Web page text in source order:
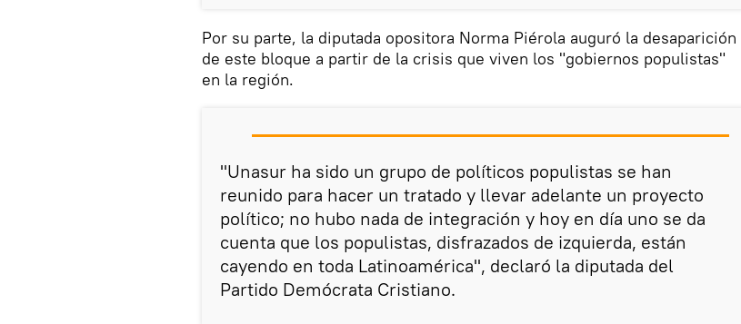
Por su parte, la diputada opositora Norma Piérola auguró la desaparición
de este bloque a partir de la crisis que viven los "gobiernos populistas"
en la región.
"Unasur ha sido un grupo de políticos populistas se han
reunido para hacer un tratado y llevar adelante un proyecto
político; no hubo nada de integración y hoy en día uno se da
cuenta que los populistas, disfrazados de izquierda, están
cayendo en toda Latinoamérica", declaró la diputada del
Partido Demócrata Cristiano.